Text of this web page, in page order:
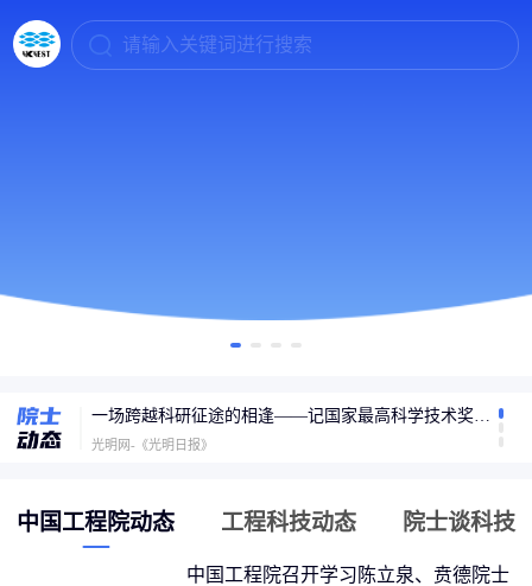
请输入关键词进行搜索
一场跨越科研征途的相逢——记国家最高科学技术奖获得者陈立泉与贲德的家国守望
光明网-《光明日报》
中国工程院动态 工程科技动态 院士谈科技
中国工程院召开学习陈立泉、贲德院士